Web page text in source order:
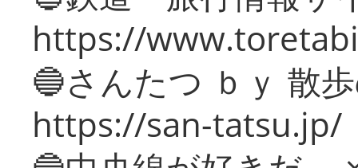
https://
🔵さんたつ ｂｙ 散
https://san-tatsu.jp/